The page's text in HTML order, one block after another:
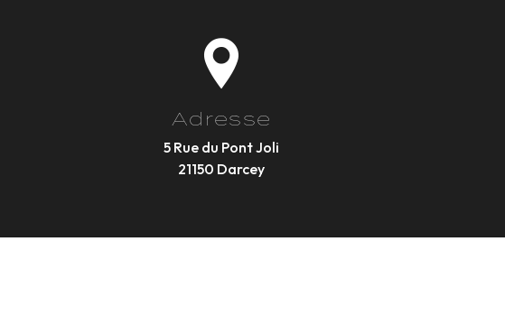
Adresse
5 Rue du Pont Joli
21150 Darcey